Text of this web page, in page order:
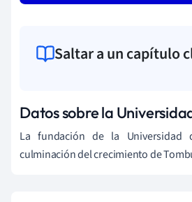
Saltar a un capítulo
Datos sobre la
La fundación de la Universidad
culminación del crecimiento de